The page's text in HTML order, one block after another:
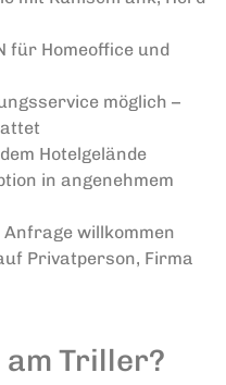
für Homeoffice und
möglich –
Hotelgelände
in angenehmem
willkommen
Privatperson, Firma
am Triller?